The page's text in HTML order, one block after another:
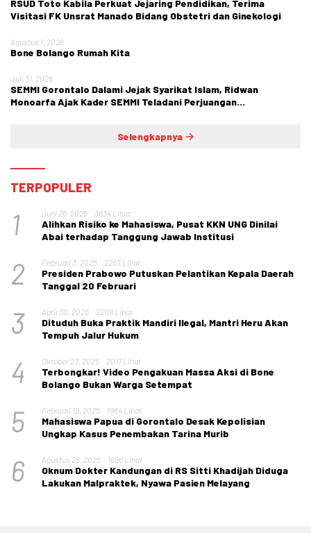
RSUD Toto Kabila Perkuat Jejaring Pendidikan, Terima
Visitasi FK Unsrat Manado Bidang Obstetri dan Ginekologi
Agustus 1, 2026
Bone Bolango Rumah Kita
Juli 31, 2026
SEMMI Gorontalo Dalami Jejak Syarikat Islam, Ridwan
Monoarfa Ajak Kader SEMMI Teladani Perjuangan
Selengkapnya
TERPOPULER
1 Juni 26, 2025 3634 Lihat
Alihkan Risiko ke Mahasiswa, Pusat KKN UNG Dinilai
Abai terhadap Tanggung Jawab Institusi
2 Februari 3, 2025 2263 Lihat
Presiden Prabowo Putuskan Pelantikan Kepala Daerah
Tanggal 20 Februari
3 April 30, 2026 2209 Lihat
Dituduh Buka Praktik Mandiri Ilegal, Mantri Heru Akan
Tempuh Jalur Hukum
4 Oktober 23, 2025 2017 Lihat
Terbongkar! Video Pengakuan Massa Aksi di Bone
Bolango Bukan Warga Setempat
5 Februari 19, 2025 1984 Lihat
Mahasiswa Papua di Gorontalo Desak Kepolisian
Ungkap Kasus Penembakan Tarina Murib
6 Agustus 26, 2025 1696 Lihat
Oknum Dokter Kandungan di RS Sitti Khadijah Diduga
Lakukan Malpraktek, Nyawa Pasien Melayang